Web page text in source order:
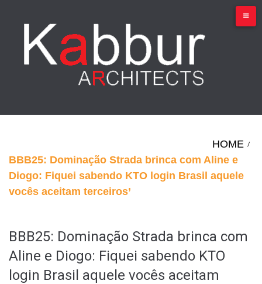
content
HOME /
BBB25: Dominação Strada brinca com Aline e
Diogo: Fiquei sabendo KTO login Brasil aquele
vocês aceitam terceiros’
BBB25: Dominação Strada brinca com
Aline e Diogo: Fiquei sabendo KTO
login Brasil aquele vocês aceitam